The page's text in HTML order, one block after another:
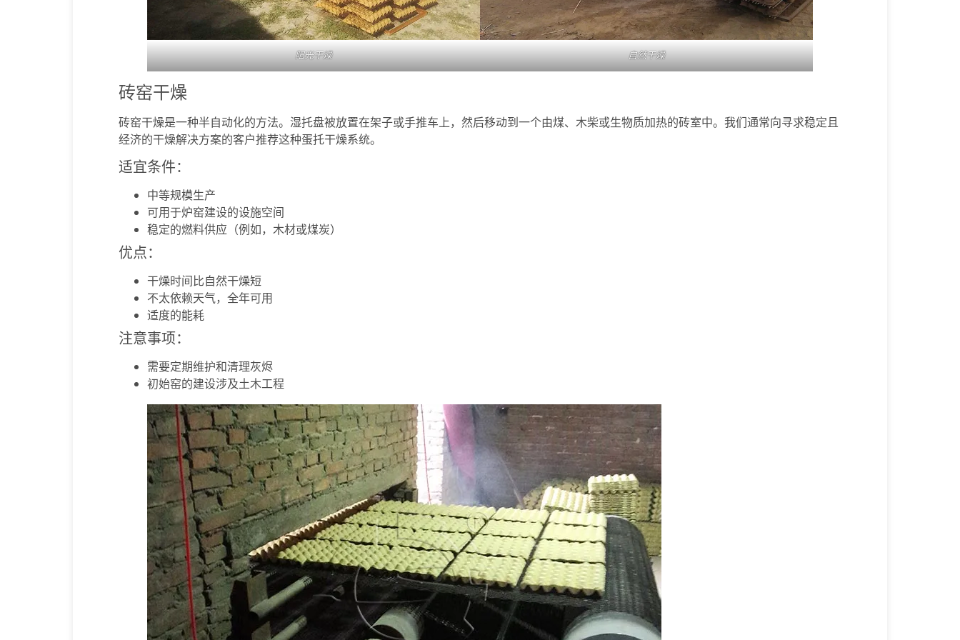
阳光干燥 自然干燥
砖窑干燥
砖窑干燥是一种半自动化的方法。湿托盘被放置在架子或手推车上，然后移动到一个由煤、木柴或生物质加热的砖室中。我们通常向寻求稳定且
经济的干燥解决方案的客户推荐这种蛋托干燥系统。
适宜条件：
中等规模生产
可用于炉窑建设的设施空间
稳定的燃料供应（例如，木材或煤炭）
优点：
干燥时间比自然干燥短
不太依赖天气，全年可用
适度的能耗
注意事项：
需要定期维护和清理灰烬
初始窑的建设涉及土木工程